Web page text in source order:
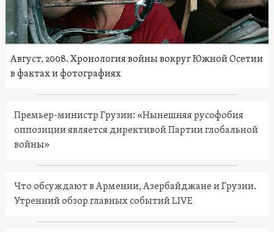
Август, 2008. Хронология войны вокруг Южной Осетии
в фактах и фотографиях
Премьер-министр Грузии: «Нынешняя русофобия
оппозиции является директивой Партии глобальной
войны»
Что обсуждают в Армении, Азербайджане и Грузии.
Утренний обзор главных событий LIVE